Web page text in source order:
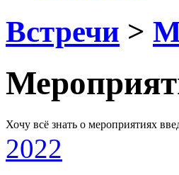
Встречи >
Хочу всё знать о мероприятиях
2022